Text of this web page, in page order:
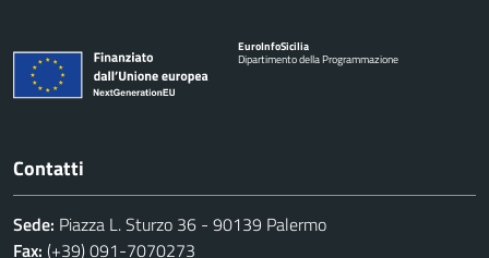
EuroInfoSicilia
Dipartimento della Programmazione
Contatti
Sede: Piazza L. Sturzo 36 - 90139 Palermo
Fax: (+39) 091-7070273